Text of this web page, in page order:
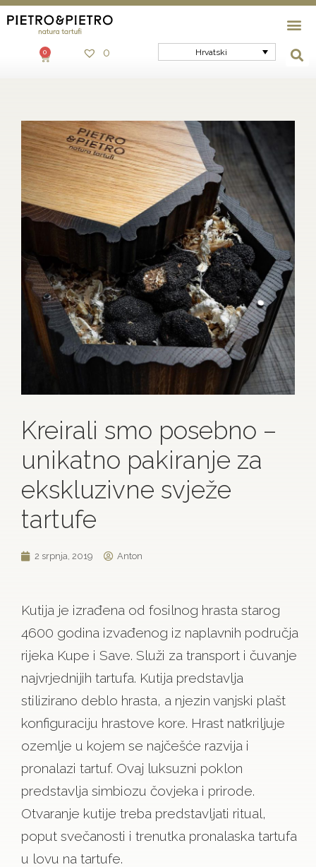
0 0 Hrvatski
Kreirali smo posebno –
unikatno pakiranje za
ekskluzivne svježe
tartufe
2 srpnja, 2019 Anton
Kutija je izrađena od fosilnog hrasta starog
4600 godina izvađenog iz naplavnih područja
rijeka Kupe i Save. Služi za transport i čuvanje
najvrjednijih tartufa. Kutija predstavlja
stilizirano deblo hrasta, a njezin vanjski plašt
konfiguraciju hrastove kore. Hrast natkriljuje
ozemlje u kojem se najčešće razvija i
pronalazi tartuf. Ovaj luksuzni poklon
predstavlja simbiozu čovjeka i prirode.
Otvaranje kutije treba predstavljati ritual,
poput svečanosti i trenutka pronalaska tartufa
u lovu na tartufe.